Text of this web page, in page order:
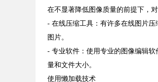
在不显著降低图像质量的前提下，
- 在线压缩工具：有许多在线图片压
图片。
- 专业软件：使用专业的图像编辑软
量和文件大小。
使用懒加载技术